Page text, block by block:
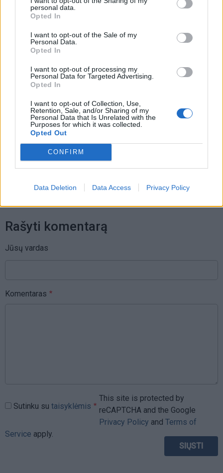
personal data.
Opted In
I want to opt-out of the Sale of my
Personal Data.
Opted In
I want to opt-out of processing my
Personal Data for Targeted Advertising.
Opted In
I want to opt-out of Collection, Use,
Retention, Sale, and/or Sharing of my
Personal Data that Is Unrelated with the
Purposes for which it was collected.
Opted Out
CONFIRM
Data Deletion Data Access Privacy Policy
„Fūristas“ į judrią sankryžą įlėkė „ant
Raktažodžiai
vaikų mityba
moksleivių mityba
moksleivių sveikata
vaikų sveikata
pusryciu valgymas
Komentarai
Rašyti komentarą
Jūsų vardas
Komentaras
Sutinku su taisyklėmis
This site is protected by
reCAPTCHA and the Google
Privacy Policy and Terms of
Service apply.